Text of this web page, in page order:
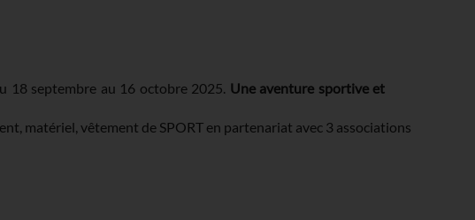
18 septembre au 16 octobre 2025. Une aventure sportive et
matériel, vêtement de SPORT en partenariat avec 3 associations